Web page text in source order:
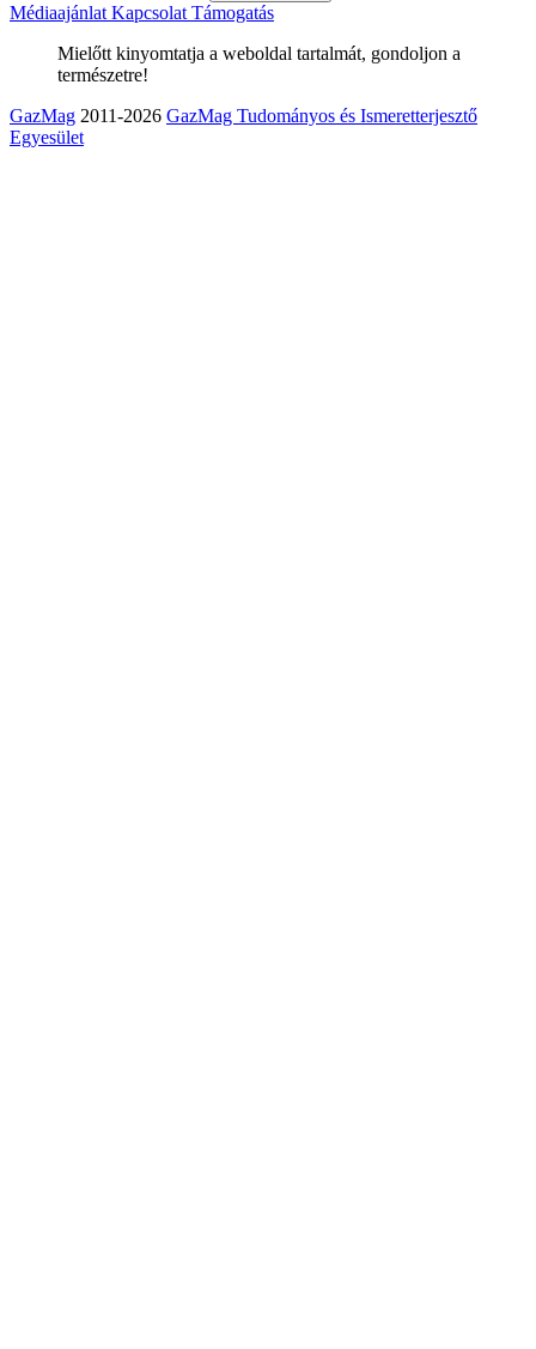
Médiaajánlat Kapcsolat Támogatás
Mielőtt kinyomtatja a weboldal tartalmát, gondoljon a
természetre!
GazMag 2011-2026 GazMag Tudományos és Ismeretterjesztő
Egyesület